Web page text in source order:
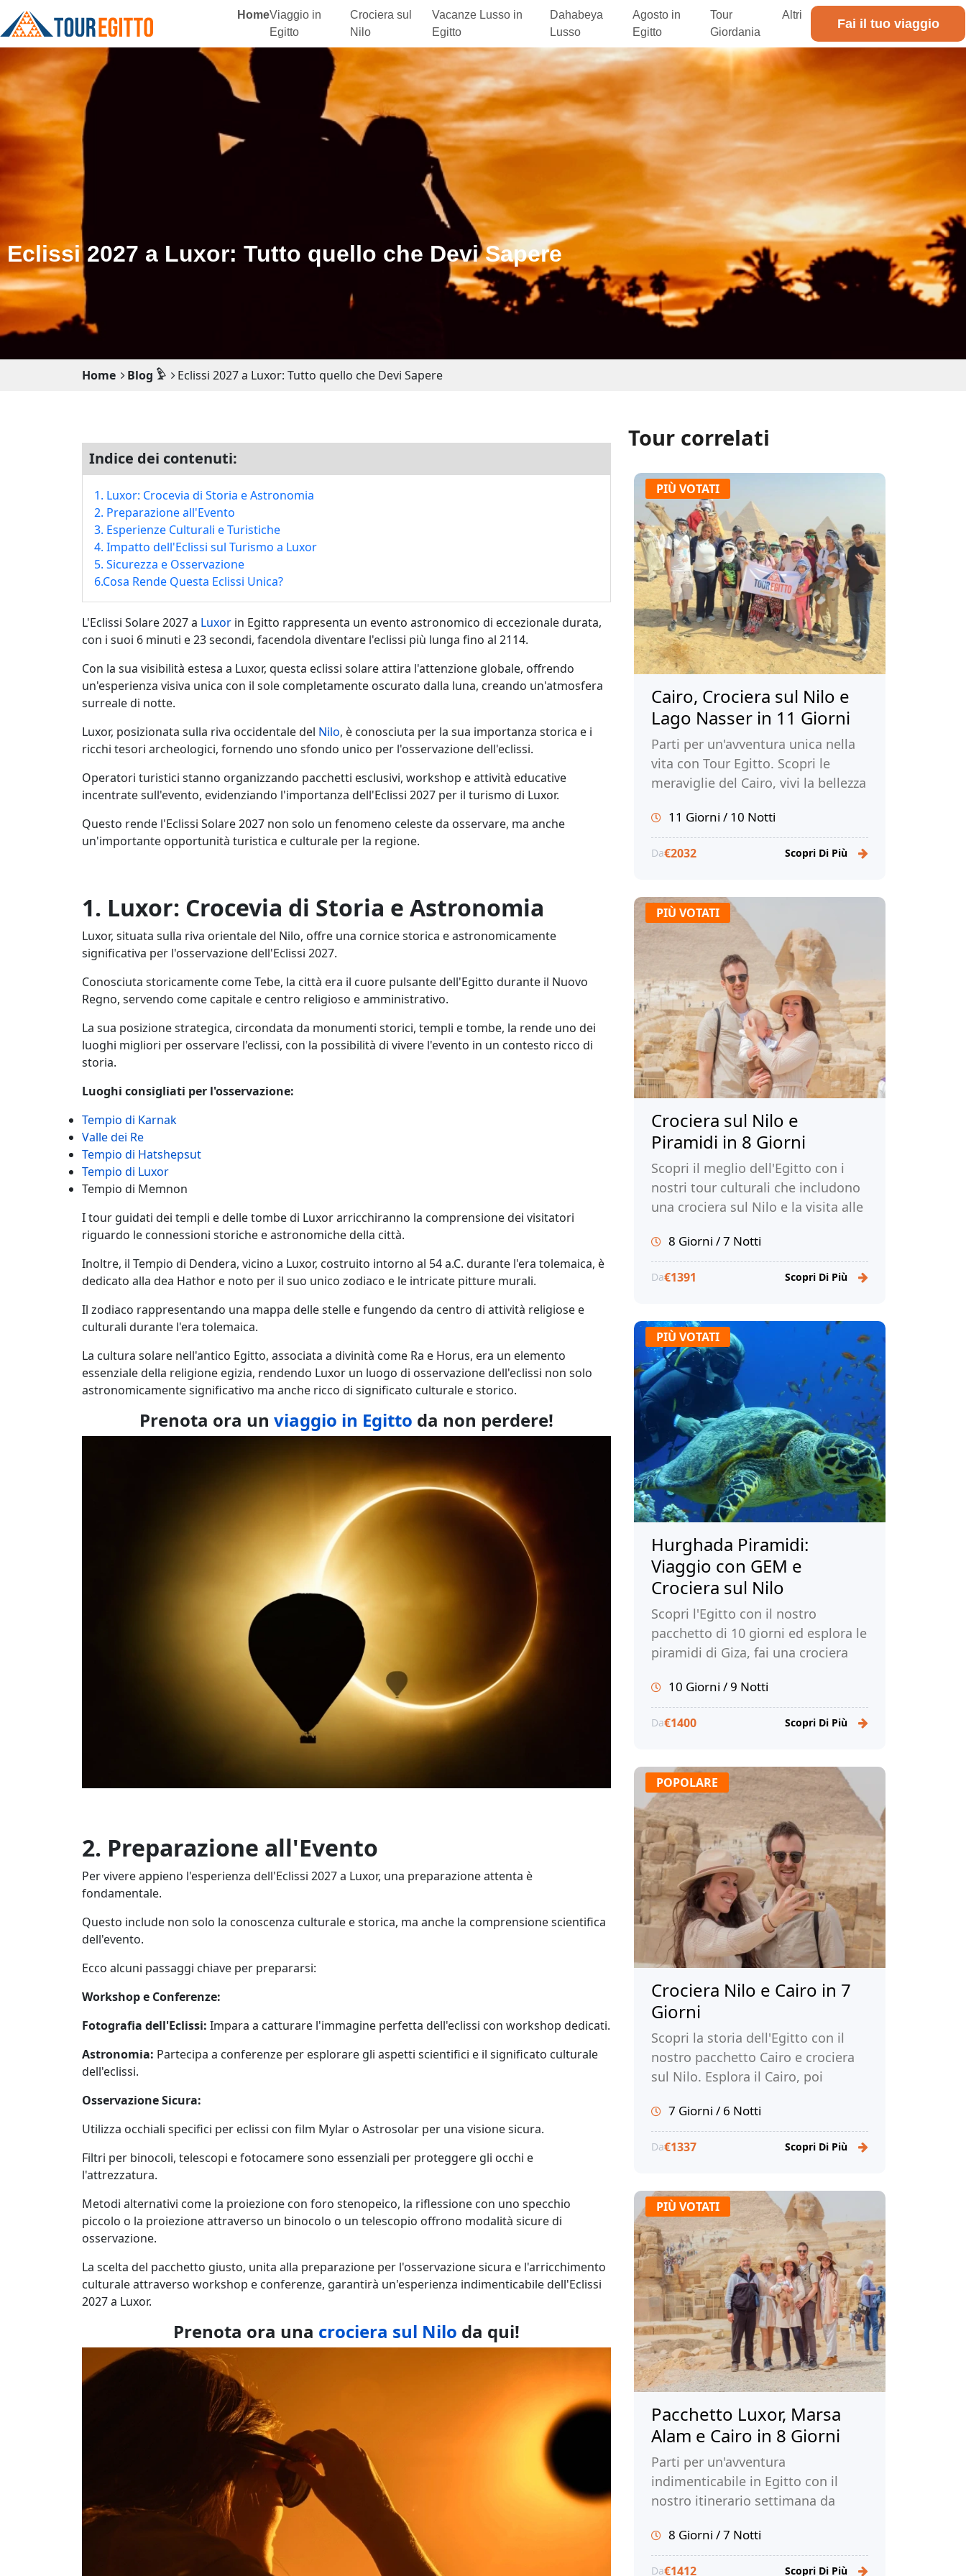
HomeViaggio in
Egitto
Crociera sul
Nilo
Vacanze Lusso in
Egitto
Dahabeya
Lusso
Agosto in
Egitto
Tour
Giordania
Altri
Fai il tuo viaggio
Eclissi 2027 a Luxor: Tutto quello che Devi Sapere
Home Blog 𓅱 Eclissi 2027 a Luxor: Tutto quello che Devi Sapere
Indice dei contenuti:
1. Luxor: Crocevia di Storia e Astronomia
2. Preparazione all'Evento
3. Esperienze Culturali e Turistiche
4. Impatto dell'Eclissi sul Turismo a Luxor
5. Sicurezza e Osservazione
6.Cosa Rende Questa Eclissi Unica?
L'Eclissi Solare 2027 a Luxor in Egitto rappresenta un evento astronomico di eccezionale durata,
con i suoi 6 minuti e 23 secondi, facendola diventare l'eclissi più lunga fino al 2114.
Con la sua visibilità estesa a Luxor, questa eclissi solare attira l'attenzione globale, offrendo
un'esperienza visiva unica con il sole completamente oscurato dalla luna, creando un'atmosfera
surreale di notte.
Luxor, posizionata sulla riva occidentale del Nilo, è conosciuta per la sua importanza storica e i
ricchi tesori archeologici, fornendo uno sfondo unico per l'osservazione dell'eclissi.
Operatori turistici stanno organizzando pacchetti esclusivi, workshop e attività educative
incentrate sull'evento, evidenziando l'importanza dell'Eclissi 2027 per il turismo di Luxor.
Questo rende l'Eclissi Solare 2027 non solo un fenomeno celeste da osservare, ma anche
un'importante opportunità turistica e culturale per la regione.
1. Luxor: Crocevia di Storia e Astronomia
Luxor, situata sulla riva orientale del Nilo, offre una cornice storica e astronomicamente
significativa per l'osservazione dell'Eclissi 2027.
Conosciuta storicamente come Tebe, la città era il cuore pulsante dell'Egitto durante il Nuovo
Regno, servendo come capitale e centro religioso e amministrativo.
La sua posizione strategica, circondata da monumenti storici, templi e tombe, la rende uno dei
luoghi migliori per osservare l'eclissi, con la possibilità di vivere l'evento in un contesto ricco di
storia.
Luoghi consigliati per l'osservazione:
Tempio di Karnak
Valle dei Re
Tempio di Hatshepsut
Tempio di Luxor
Tempio di Memnon
I tour guidati dei templi e delle tombe di Luxor arricchiranno la comprensione dei visitatori
riguardo le connessioni storiche e astronomiche della città.
Inoltre, il Tempio di Dendera, vicino a Luxor, costruito intorno al 54 a.C. durante l'era tolemaica, è
dedicato alla dea Hathor e noto per il suo unico zodiaco e le intricate pitture murali.
Il zodiaco rappresentando una mappa delle stelle e fungendo da centro di attività religiose e
culturali durante l'era tolemaica.
La cultura solare nell'antico Egitto, associata a divinità come Ra e Horus, era un elemento
essenziale della religione egizia, rendendo Luxor un luogo di osservazione dell'eclissi non solo
astronomicamente significativo ma anche ricco di significato culturale e storico.
Prenota ora un viaggio in Egitto da non perdere!
2. Preparazione all'Evento
Per vivere appieno l'esperienza dell'Eclissi 2027 a Luxor, una preparazione attenta è
fondamentale.
Questo include non solo la conoscenza culturale e storica, ma anche la comprensione scientifica
dell'evento.
Ecco alcuni passaggi chiave per prepararsi:
Workshop e Conferenze:
Fotografia dell'Eclissi: Impara a catturare l'immagine perfetta dell'eclissi con workshop dedicati.
Astronomia: Partecipa a conferenze per esplorare gli aspetti scientifici e il significato culturale
dell'eclissi.
Osservazione Sicura:
Utilizza occhiali specifici per eclissi con film Mylar o Astrosolar per una visione sicura.
Filtri per binocoli, telescopi e fotocamere sono essenziali per proteggere gli occhi e
l'attrezzatura.
Metodi alternativi come la proiezione con foro stenopeico, la riflessione con uno specchio
piccolo o la proiezione attraverso un binocolo o un telescopio offrono modalità sicure di
osservazione.
La scelta del pacchetto giusto, unita alla preparazione per l'osservazione sicura e l'arricchimento
culturale attraverso workshop e conferenze, garantirà un'esperienza indimenticabile dell'Eclissi
2027 a Luxor.
Prenota ora una crociera sul Nilo da qui!
Tour correlati
PIÙ VOTATI
Cairo, Crociera sul Nilo e
Lago Nasser in 11 Giorni
Parti per un'avventura unica nella
vita con Tour Egitto. Scopri le
meraviglie del Cairo, vivi la bellezza
Nasser e immergiti nella ricca
storia e cultura dell'Egitto.
11 Giorni / 10 Notti
Da€2032 Scopri Di Più
PIÙ VOTATI
Crociera sul Nilo e
Piramidi in 8 Giorni
Scopri il meglio dell'Egitto con i
nostri tour culturali che includono
una crociera sul Nilo e la visita alle
nell'antica civiltà dei faraoni.
Prenota ora con Tour Egitto!
8 Giorni / 7 Notti
Da€1391 Scopri Di Più
PIÙ VOTATI
Hurghada Piramidi:
Viaggio con GEM e
Crociera sul Nilo
Scopri l'Egitto con il nostro
pacchetto di 10 giorni ed esplora le
piramidi di Giza, fai una crociera
Hurghada. Prenota!
10 Giorni / 9 Notti
Da€1400 Scopri Di Più
POPOLARE
Crociera Nilo e Cairo in 7
Giorni
Scopri la storia dell'Egitto con il
nostro pacchetto Cairo e crociera
sul Nilo. Esplora il Cairo, poi
Prenota ora con noi!
7 Giorni / 6 Notti
Da€1337 Scopri Di Più
PIÙ VOTATI
Pacchetto Luxor, Marsa
Alam e Cairo in 8 Giorni
Parti per un'avventura
indimenticabile in Egitto con il
nostro itinerario settimana da
Il Cairo. Prenota ora con Tour
Egitto!
8 Giorni / 7 Notti
Da€1412 Scopri Di Più